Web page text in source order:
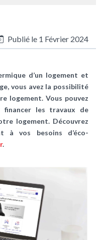
Publié le 1 Février 2024
d’un logement et
vous avez la possibilité
logement. Vous pouvez
les travaux de
logement. Découvrez
à vos besoins d’éco-
.